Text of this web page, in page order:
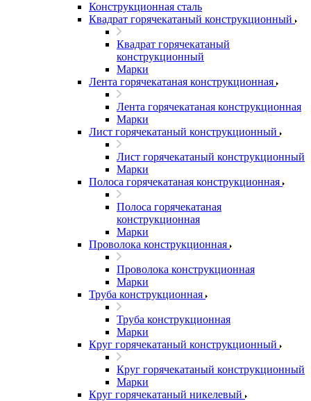
Конструкционная сталь
Квадрат горячекатаный конструкционный
Квадрат горячекатаный
конструкционный
Марки
Лента горячекатаная конструкционная
Лента горячекатаная конструкционная
Марки
Лист горячекатаный конструкционный
Лист горячекатаный конструкционный
Марки
Полоса горячекатаная конструкционная
Полоса горячекатаная
конструкционная
Марки
Проволока конструкционная
Проволока конструкционная
Марки
Труба конструкционная
Труба конструкционная
Марки
Круг горячекатаный конструкционный
Круг горячекатаный конструкционный
Марки
Круг горячекатаный никелевый